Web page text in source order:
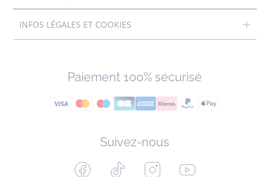
INFOS LÉGALES ET COOKIES
Paiement 100% sécurisé
Suivez-nous
Facebook Tiktok InstagramYoutube